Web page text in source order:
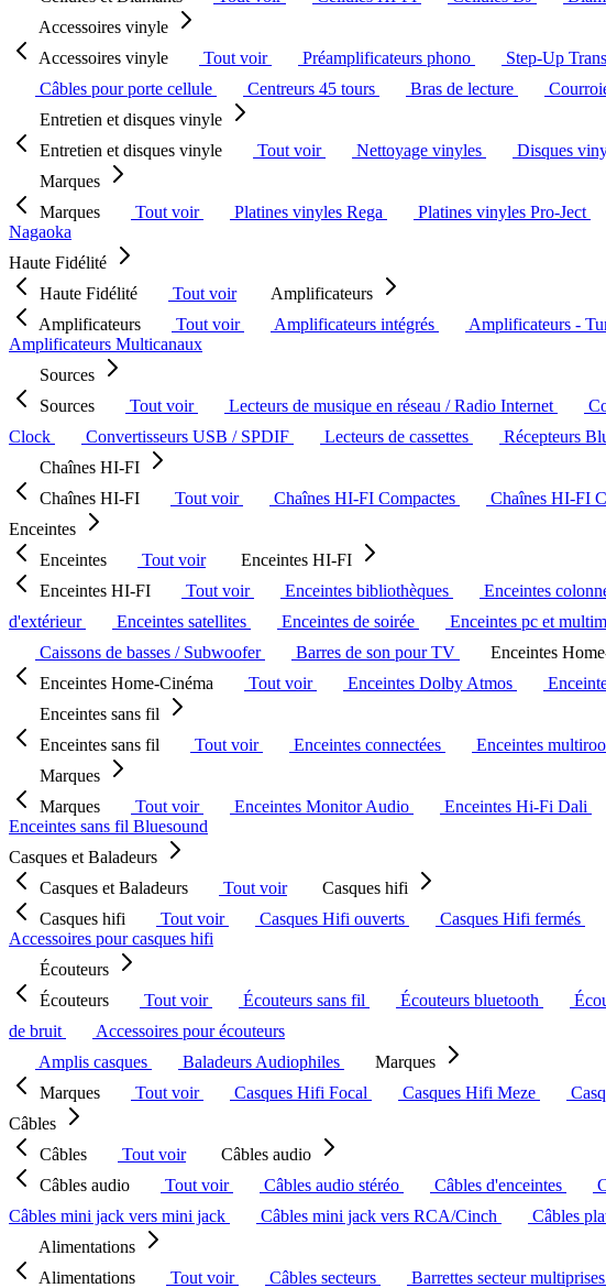
Accessoires vinyle
Accessoires vinyle
Tout voir Préamplificateurs phono Step-Up
Câbles pour porte cellule
Centreurs 45 tours Bras de lecture
Entretien et disques vinyle
Entretien et disques vinyle
Tout voir Nettoyage vinyles Disques
Marques
Marques
Tout voir Platines vinyles Rega Platines vinyles Pro-Ject
Nagaoka
Haute Fidélité
Haute Fidélité
Tout voir
Amplificateurs
Amplificateurs
Tout voir Amplificateurs intégrés Amplificateurs -
Amplificateurs Multicanaux
Sources
Sources
Tout voir Lecteurs de musique en réseau / Radio Internet
Clock
Convertisseurs USB / SPDIF Lecteurs de cassettes Récepteurs
Chaînes HI-FI
Chaînes HI-FI
Tout voir Chaînes HI-FI Compactes Chaînes HI-FI
Enceintes
Enceintes
Tout voir
Enceintes HI-FI
Enceintes HI-FI
Tout voir Enceintes bibliothèques Enceintes
d'extérieur
Enceintes satellites Enceintes de soirée
Enceintes pc et
Caissons de basses / Subwoofer
Barres de son pour TV
Enceintes
Enceintes Home-Cinéma
Tout voir Enceintes Dolby Atmos
Enceintes sans fil
Enceintes sans fil
Tout voir Enceintes connectées Enceintes
Marques
Marques
Tout voir Enceintes Monitor Audio Enceintes Hi-Fi Dali
Enceintes sans fil Bluesound
Casques et Baladeurs
Casques et Baladeurs
Tout voir
Casques hifi
Casques hifi
Tout voir Casques Hifi ouverts Casques Hifi fermés
Accessoires pour casques hifi
Écouteurs
Écouteurs
Tout voir Écouteurs sans fil Écouteurs bluetooth
de bruit
Accessoires pour écouteurs
Amplis casques
Baladeurs Audiophiles
Marques
Marques
Tout voir Casques Hifi Focal Casques Hifi Meze
Câbles
Câbles
Tout voir
Câbles audio
Câbles audio
Tout voir Câbles audio stéréo Câbles d'enceintes
Câbles mini jack vers mini jack
Câbles mini jack vers RCA/Cinch Câbles
Alimentations
Alimentations
Tout voir Câbles secteurs Barrettes secteur multiprises